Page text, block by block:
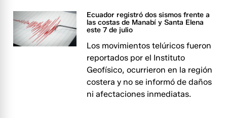
Ecuador registró dos sismos frente a
las costas de Manabí y Santa Elena
este 7 de julio
Los movimientos telúricos fueron
reportados por el Instituto
Geofísico, ocurrieron en la región
costera y no se informó de daños
ni afectaciones inmediatas.